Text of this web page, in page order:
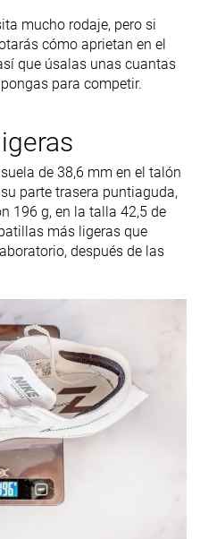
mucho rodaje, pero si
cómo aprietan en el
que úsalas unas cuantas
para competir.
de 38,6 mm en el talón
parte trasera puntiaguda,
196 g, en la talla 42,5 de
más ligeras que
después de las